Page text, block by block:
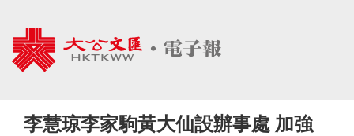
李慧琼李家駒黃大仙設辦事處 加強